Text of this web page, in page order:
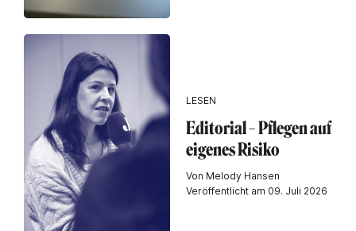
LESEN
Editorial – Pflegen auf
eigenes Risiko
Von Melody Hansen
Veröffentlicht am 09. Juli 2026